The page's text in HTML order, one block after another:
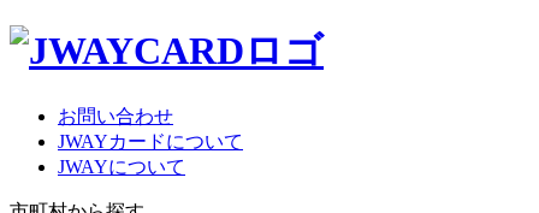
お問い合わせ
JWAYカードについて
JWAYについて